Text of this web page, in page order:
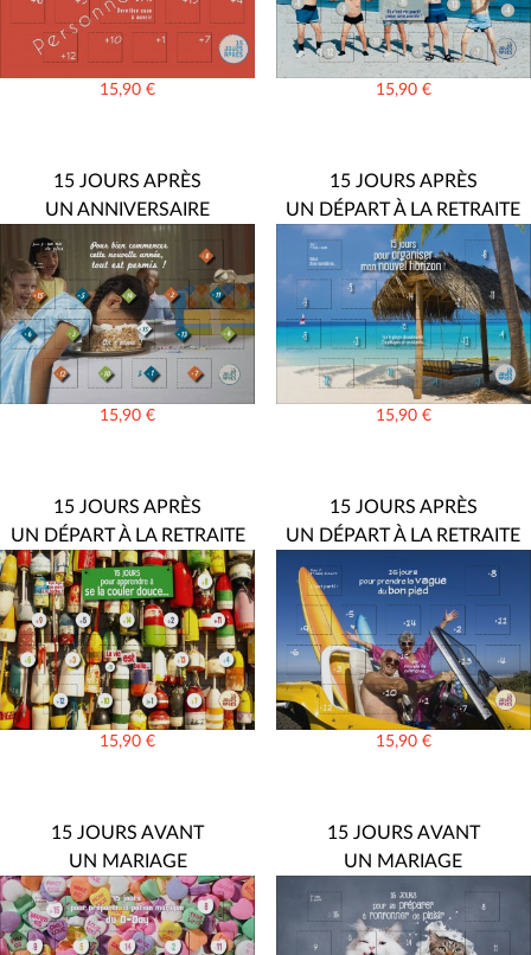
15,90€ 15,90 €
15 JOURS APRÈS
UN ANNIVERSAIRE
15,90€
15 JOURS APRÈS
UN DÉPART À LA RETRAITE
15,90 €
15 JOURS APRÈS
UN DÉPART À LA RETRAITE
15,90€
15 JOURS APRÈS
UN DÉPART À LA RETRAITE
15,90 €
15 JOURS AVANT
UN MARIAGE
15 JOURS AVANT
UN MARIAGE